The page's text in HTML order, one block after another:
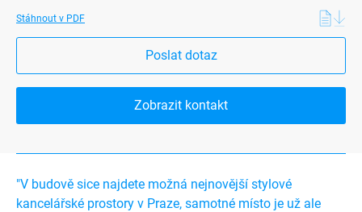
Stáhnout v PDF
Poslat dotaz
Zobrazit kontakt
"V budově sice najdete možná nejnovější stylové
kancelářské prostory v Praze, samotné místo je už ale